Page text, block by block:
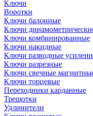
Ключи
Воротки
Ключи балонные
Ключи
Ключи комбинированные
Ключи накидные
Ключи разводные
Ключи разрезные
Ключи свечные
Ключи торцевые
Переходники карданные
Трещотки
Удлинители